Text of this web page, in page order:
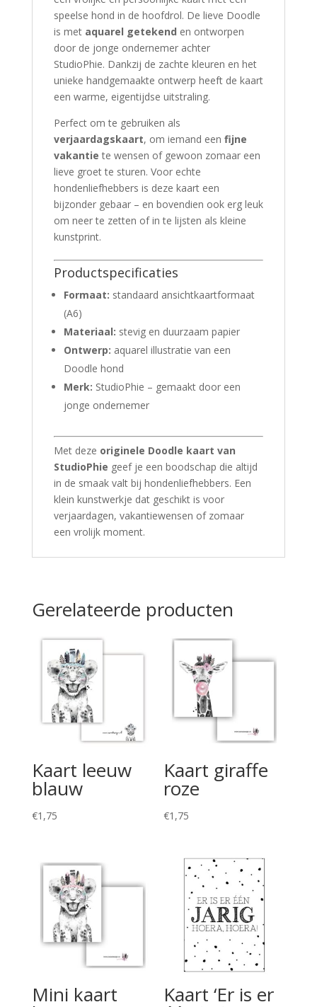
speelse hond in de hoofdrol. De lieve Doodle
is met aquarel getekend en ontworpen
door de jonge ondernemer achter
StudioPhie. Dankzij de zachte kleuren en het
unieke handgemaakte ontwerp heeft de kaart
een warme, eigentijdse uitstraling.
Perfect om te gebruiken als
verjaardagskaart, om iemand een fijne
vakantie te wensen of gewoon zomaar een
lieve groet te sturen. Voor echte
hondenliefhebbers is deze kaart een
bijzonder gebaar – en bovendien ook erg leuk
om neer te zetten of in te lijsten als kleine
kunstprint.
Productspecificaties
Formaat: standaard ansichtkaartformaat
(A6)
Materiaal: stevig en duurzaam papier
Ontwerp: aquarel illustratie van een
Doodle hond
Merk: StudioPhie – gemaakt door een
jonge ondernemer
Met deze originele Doodle kaart van
StudioPhie geef je een boodschap die altijd
in de smaak valt bij hondenliefhebbers. Een
klein kunstwerkje dat geschikt is voor
verjaardagen, vakantiewensen of zomaar
een vrolijk moment.
Gerelateerde producten
Kaart leeuw
blauw
€1,75
Kaart giraffe
roze
€1,75
Mini kaart Kaart ‘Er is er